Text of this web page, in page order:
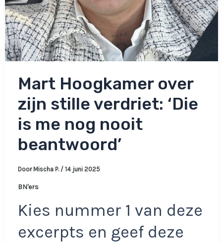
Mart Hoogkamer over
zijn stille verdriet: ‘Die
is me nog nooit
beantwoord’
Door Mischa P. / 14 juni 2025
BN'ers
Kies nummer 1 van deze
excerpts en geef deze